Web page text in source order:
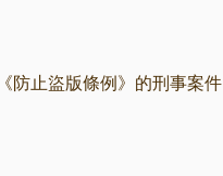
防止盜版條例》的刑事案件